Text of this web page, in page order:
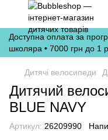
Доступна оплата за
школяра • 7000 грн до 1
Дитячі велосипеди
Дитячий
BLUE NAVY
Артикул: 26209990